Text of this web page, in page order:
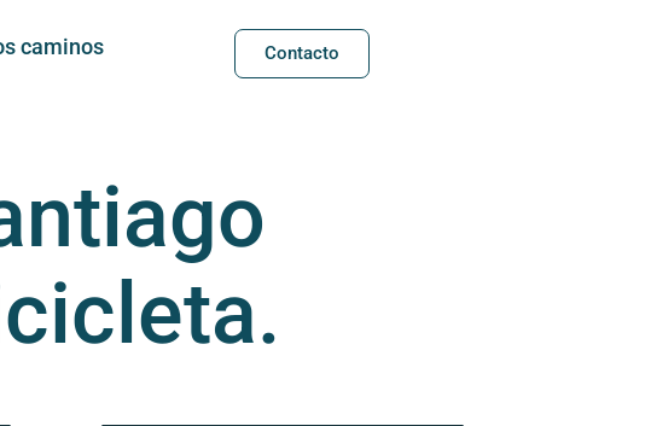
caminos Contacto